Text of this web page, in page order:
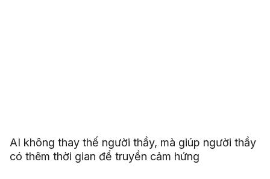
AI không thay thế người thầy, mà giúp người thầy
có thêm thời gian để truyền cảm hứng